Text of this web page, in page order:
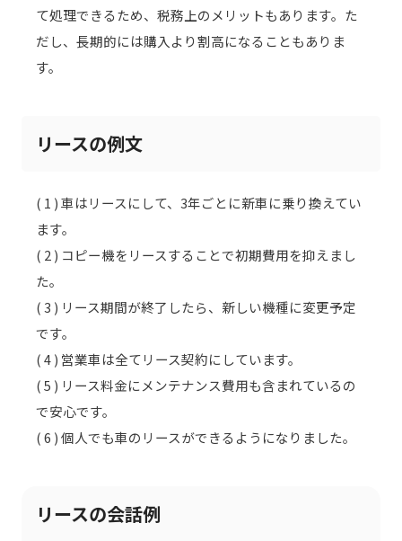
て処理できるため、税務上のメリットもあります。た
だし、長期的には購入より割高になることもありま
す。
リースの例文
( 1 ) 車はリースにして、3年ごとに新車に乗り換えてい
ます。
( 2 ) コピー機をリースすることで初期費用を抑えまし
た。
( 3 ) リース期間が終了したら、新しい機種に変更予定
です。
( 4 ) 営業車は全てリース契約にしています。
( 5 ) リース料金にメンテナンス費用も含まれているの
で安心です。
( 6 ) 個人でも車のリースができるようになりました。
リースの会話例